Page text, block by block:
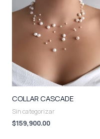
COLLAR CASCADE
Sin categorizar
$159,900.00